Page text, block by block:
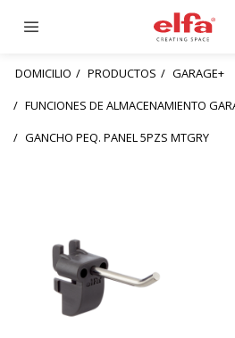
DOMICILIO PRODUCTOS
GARAGE+
FUNCIONES DE ALMACENAMIENTO
GANCHO PEQ. PANEL 5PZS MTGRY